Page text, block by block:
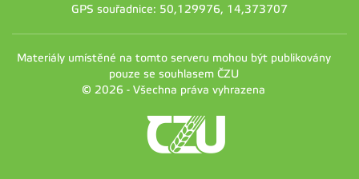
GPS souřadnice: 50,129976, 14,373707
Materiály umístěné na tomto serveru mohou být publikovány
pouze se souhlasem ČZU
© 2026 - Všechna práva vyhrazena